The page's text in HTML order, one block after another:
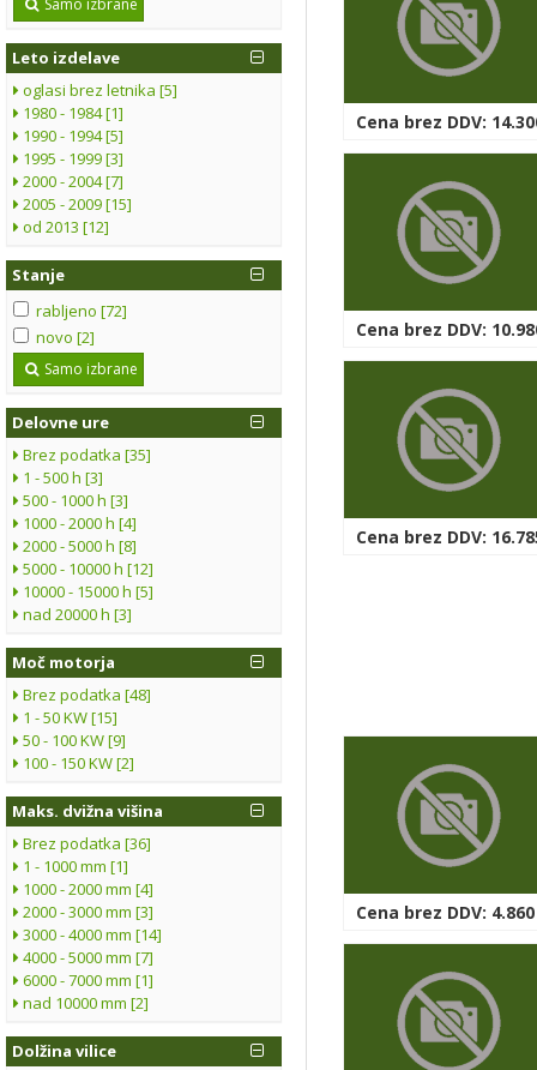
Samo izbrane
Leto izdelave
oglasi brez letnika [5]
1980 - 1984 [1]
1990 - 1994 [5]
1995 - 1999 [3]
2000 - 2004 [7]
2005 - 2009 [15]
od 2013 [12]
Stanje
rabljeno [72]
novo [2]
Samo izbrane
Delovne ure
Brez podatka [35]
1 - 500 h [3]
500 - 1000 h [3]
1000 - 2000 h [4]
2000 - 5000 h [8]
5000 - 10000 h [12]
10000 - 15000 h [5]
nad 20000 h [3]
Moč motorja
Brez podatka [48]
1 - 50 KW [15]
50 - 100 KW [9]
100 - 150 KW [2]
Maks. dvižna višina
Brez podatka [36]
1 - 1000 mm [1]
1000 - 2000 mm [4]
2000 - 3000 mm [3]
3000 - 4000 mm [14]
4000 - 5000 mm [7]
6000 - 7000 mm [1]
nad 10000 mm [2]
Dolžina vilice
Cena brez DDV:
Cena brez DDV:
Cena brez DDV:
Cena brez DDV: 4.860